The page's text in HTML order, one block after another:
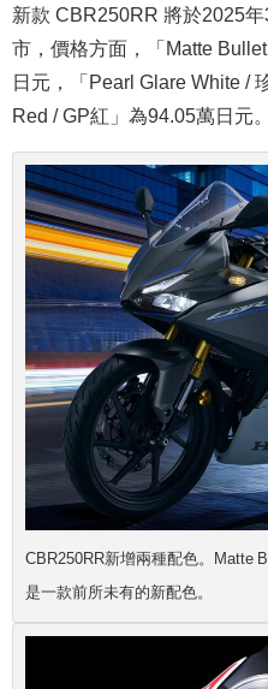
新款 CBR250RR 將於2025
市，價格方面，「Matte
日元，「Pearl Glare White /
Red / GP紅」為94.05萬日元
CBR250RR新增兩種配色。Matte
是一款前所未有的新配色。